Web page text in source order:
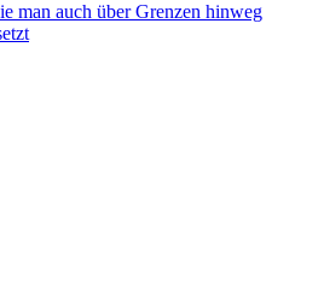
man auch über Grenzen hinweg